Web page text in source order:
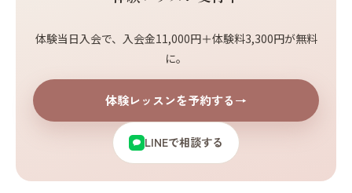
体験当日入会で、入会金11,000円＋体験料3,300円が無料
に。
体験レッスンを予約する→
LINEで相談する